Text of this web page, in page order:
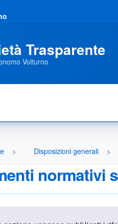
Trasparente
Volturno
Disposizioni generali
normativi